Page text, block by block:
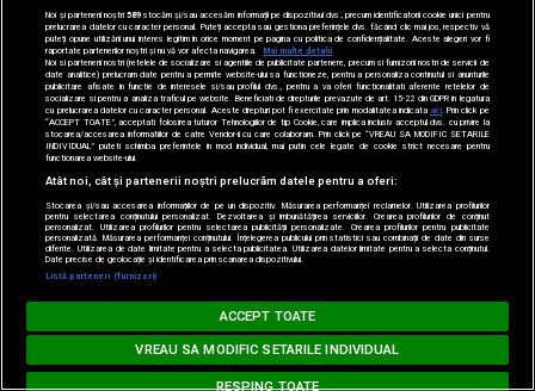
ListenSpotify
Parteneri:
Loading...
MUSIC NON STOP
#hitperepeat
Noi și partenerii noștri589stocăm și/sau accesăm informații pe dispozitivul dvs., precum identificatorii cookie unici pentru
prelucrarea datelor cu caracter personal. Puteți accepta sau gestiona preferințele dvs. făcând clic mai jos, respectiv vă
puteți opune utilizării unui interes legitim în orice moment pe pagina cu politica de confidențialitate. Aceste alegeri vor fi
raportate partenerilor noștri și nu vă vor afecta navigarea.
Mai multe detalii
Noi si partenerii nostri (retelele de socializare si agentiile de publicitate partenere, precum si furnizorii nostri de servicii de
date analitice) prelucram date pentru a permite website-ului sa functioneze, pentru a personaliza continutul si anunturile
publicitare afisate in functie de interesele si/sau profilul dvs., pentru a va oferi functionalitati aferente retelelor de
socializare si pentru a analiza traficul pe website. Beneficiati de drepturile prevazute de art. 15-22 din GDPR in legatura
cu prelucrarea datelor cu caracter personal. Aceste drepturi pot fi exercitate prin modalitatea indicataaici . Prin click pe
“ACCEPT TOATE”, acceptati folosirea tuturor Tehnologiilor de tip Cookie, care implica inclusiv acceptul dvs. cu privire la
stocarea/accesarea informatiilor de catre Vendor-ii cu care colaboram. Prin click pe “VREAU SA MODIFIC SETARILE
INDIVIDUAL” puteti schimba preferintele in mod individual, mai putin cele legate de cookie strict necesare pentru
functionarea website-ului.
Atât noi, cât și partenerii noștri prelucrăm datele pentru a oferi:
Stocarea și/sau accesarea informațiilor de pe un dispozitiv. Măsurarea performanței reclamelor. Utilizarea profilurilor
pentru selectarea conținutului personalizat. Dezvoltarea și îmbunătățirea serviciilor. Crearea profilurilor de conținut
personalizat. Utilizarea profilurilor pentru selectarea publicității personalizate. Crearea profilurilor pentru publicitate
personalizată. Măsurarea performanței conținutului. Înțelegerea publicului prin statistici sau combinații de date din surse
diferite. Utilizarea de date limitate pentru a selecta publicitatea. Utilizarea datelor limitate pentru a selecta conținutul.
Date precise de geolocație și identificarea prin scanarea dispozitivului.
Listă parteneri (furnizori)
ACCEPT TOATE
RESPING TOATE
VREAU SA MODIFIC SETARILE INDIVIDUAL